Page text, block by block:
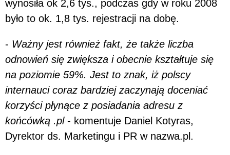
wynosiła ok 2,6 tys., podczas gdy w roku 2008
było to ok. 1,8 tys. rejestracji na dobę.
- Ważny jest również fakt, że także liczba
odnowień się zwiększa i obecnie kształtuje się
na poziomie 59%. Jest to znak, iż polscy
internauci coraz bardziej zaczynają doceniać
korzyści płynące z posiadania adresu z
końcówką .pl- komentuje Daniel Kotyras,
Dyrektor ds. Marketingu i PR w nazwa.pl.